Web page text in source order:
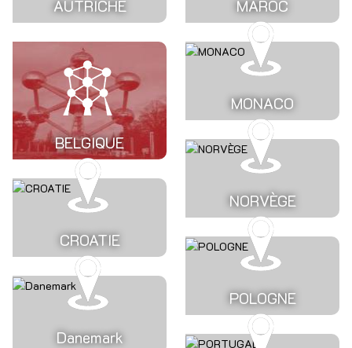
AUTRICHE
BELGIQUE
CROATIE
Danemark
MAROC
MONACO
NORVÈGE
POLOGNE